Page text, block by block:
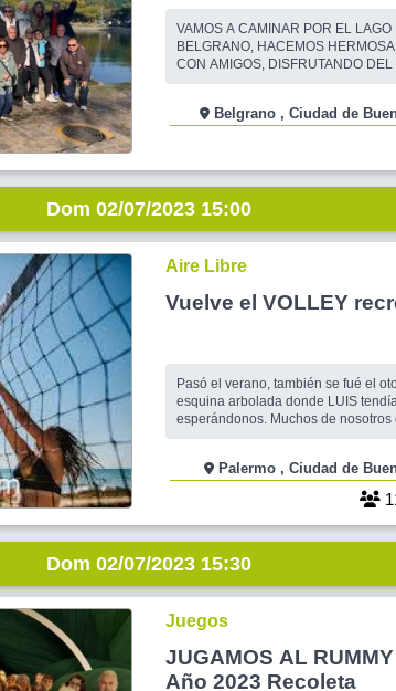
VAMOS A CAMINAR POR EL LAGO
BELGRANO, HACEMOS
CON AMIGOS, DISFRUTANDO
AMIGOS NUEVOS. LUEGO PARA
DESEE, TERMINAMOS
RAMSAY Y ECHEVERRIA.
INQUIETUD CONTACTAME.
Belgrano , Ciudad de
Dom 02/07/2023 15:00
Aire Libre
Vuelve el VOLLEY
Pasó el verano, también se fué el
esquina arbolada donde LUIS
esperándonos. Muchos de nosotros queremos
los convoco para el próximo domingo 2/07, a las
hs., en la "esquina de Av FIgueroa
Palermo , Ciudad de
Dom 02/07/2023 15:30
Juegos
JUGAMOS AL
Año 2023 Recoleta